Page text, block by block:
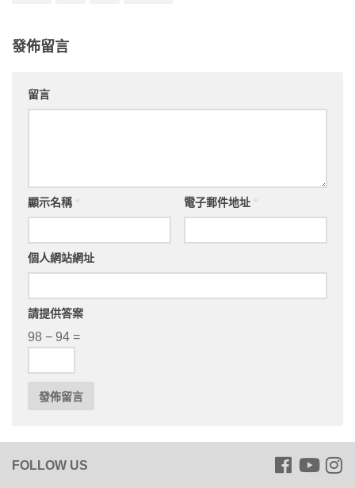
發佈留言
留言
顯示名稱 電子郵件地址
個人網站網址
請提供答案
98 − 94 =